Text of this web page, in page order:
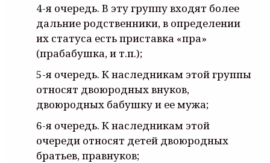
4-я очередь. В эту группу входят более
дальние родственники, в определении
их статуса есть приставка «пра»
(прабабушка, и т.п.);
5-я очередь. К наследникам этой группы
относят двоюродных внуков,
двоюродных бабушку и ее мужа;
6-я очередь. К наследникам этой
очереди относят детей двоюродных
братьев, правнуков;